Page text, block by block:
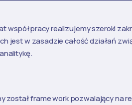
współpracy realizujemy szeroki
jest w zasadzie całość działań
został frame work pozwalający na